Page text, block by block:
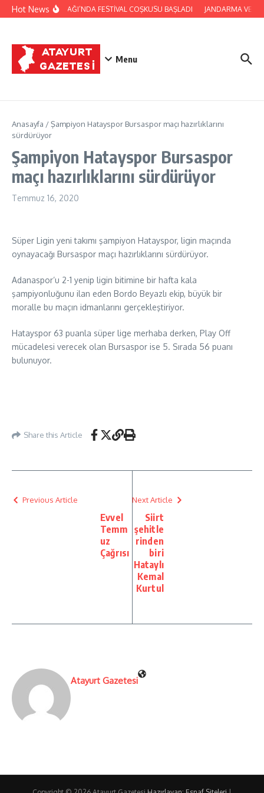
İçeriğe atla
Hot NewsYAYLADAĞI’NDA FESTİVAL COŞKUSU BAŞLADI JANDARMA VE
Menu
Anasayfa /Şampiyon Hatayspor Bursaspor maçı hazırlıklarını
sürdürüyor
Şampiyon Hatayspor Bursaspor
maçı hazırlıklarını sürdürüyor
Temmuz 16, 2020
Süper Ligin yeni takımı şampiyon Hatayspor, ligin maçında
oynayacağı Bursaspor maçı hazırlıklarını sürdürüyor.
Adanaspor’u 2-1 yenip ligin bitimine bir hafta kala
şampiyonluğunu ilan eden Bordo Beyazlı ekip, büyük bir
moralle bu maçın idmanlarını gerçekleştiriyor.
Hatayspor 63 puanla süper lige merhaba derken, Play Off
mücadelesi verecek olan Bursaspor ise 5. Sırada 56 puanı
bulunuyor.
Share this Article
Previous Article
Evvel
Temm
uz
Çağrısı
Next Article
Siirt
şehitle
rinden
biri
Hataylı
Kemal
Kurtul
Atayurt Gazetesi